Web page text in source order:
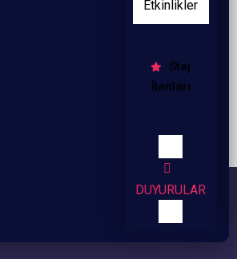
Etkinlikler
Staj
İlanları
DUYURULAR